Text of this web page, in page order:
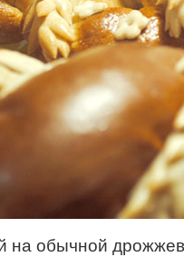
на обычной